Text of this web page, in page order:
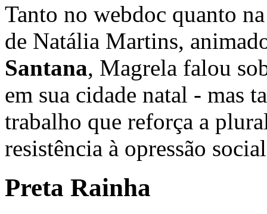
Tanto no webdoc quanto
de Natália Martins,
Santana, Magrela falou
em sua cidade natal - mas
trabalho que reforça a
resistência à opressão
Preta Rainha